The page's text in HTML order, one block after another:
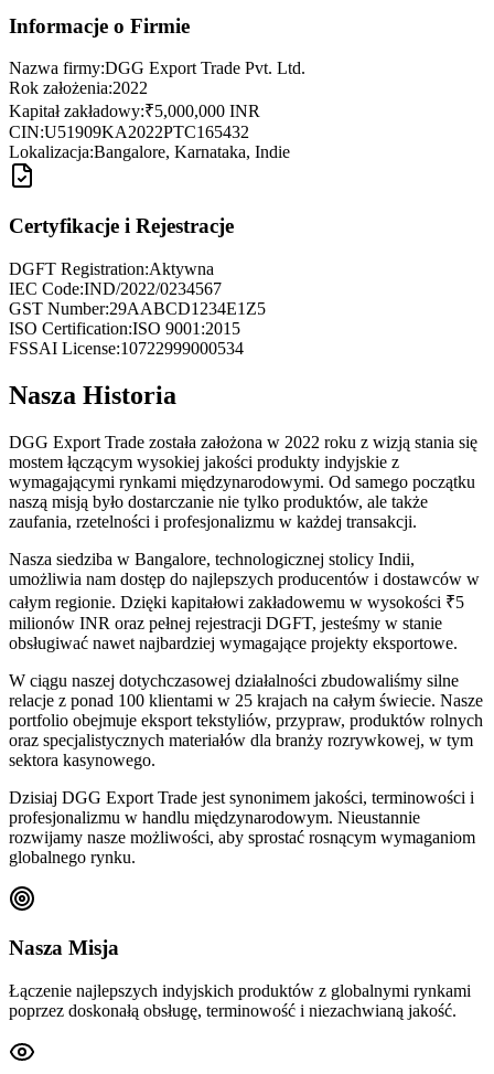
Informacje o Firmie
Nazwa firmy:DGG Export Trade Pvt. Ltd.
Rok założenia:2022
Kapitał zakładowy:₹5,000,000 INR
CIN:U51909KA2022PTC165432
Lokalizacja:Bangalore, Karnataka, Indie
Certyfikacje i Rejestracje
DGFT Registration:Aktywna
IEC Code:IND/2022/0234567
GST Number:29AABCD1234E1Z5
ISO Certification:ISO 9001:2015
FSSAI License:10722999000534
Nasza Historia
DGG Export Trade została założona w 2022 roku z wizją stania się
mostem łączącym wysokiej jakości produkty indyjskie z
wymagającymi rynkami międzynarodowymi. Od samego początku
naszą misją było dostarczanie nie tylko produktów, ale także
zaufania, rzetelności i profesjonalizmu w każdej transakcji.
Nasza siedziba w Bangalore, technologicznej stolicy Indii,
umożliwia nam dostęp do najlepszych producentów i dostawców w
całym regionie. Dzięki kapitałowi zakładowemu w wysokości ₹5
milionów INR oraz pełnej rejestracji DGFT, jesteśmy w stanie
obsługiwać nawet najbardziej wymagające projekty eksportowe.
W ciągu naszej dotychczasowej działalności zbudowaliśmy silne
relacje z ponad 100 klientami w 25 krajach na całym świecie. Nasze
portfolio obejmuje eksport tekstyliów, przypraw, produktów rolnych
oraz specjalistycznych materiałów dla branży rozrywkowej, w tym
sektora kasynowego.
Dzisiaj DGG Export Trade jest synonimem jakości, terminowości i
profesjonalizmu w handlu międzynarodowym. Nieustannie
rozwijamy nasze możliwości, aby sprostać rosnącym wymaganiom
globalnego rynku.
Nasza Misja
Łączenie najlepszych indyjskich produktów z globalnymi rynkami
poprzez doskonałą obsługę, terminowość i niezachwianą jakość.